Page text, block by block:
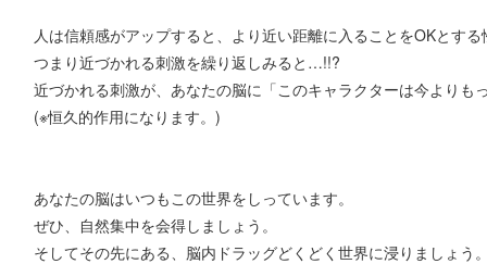
人は信頼感がアップすると、より近い距離に入ることをOKとす
つまり近づかれる刺激を繰り返しみると…!!?
近づかれる刺激が、あなたの脳に「このキャラクターは今よりも
(※恒久的作用になります。)
あなたの脳はいつもこの世界をしっています。
ぜひ、自然集中を会得しましょう。
そしてその先にある、脳内ドラッグどくどく世界に浸りましょう